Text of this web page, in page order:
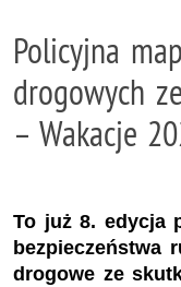
Policyjna
drogowych
– Wakacje
To już 8. edycja
bezpieczeństwa
drogowe ze